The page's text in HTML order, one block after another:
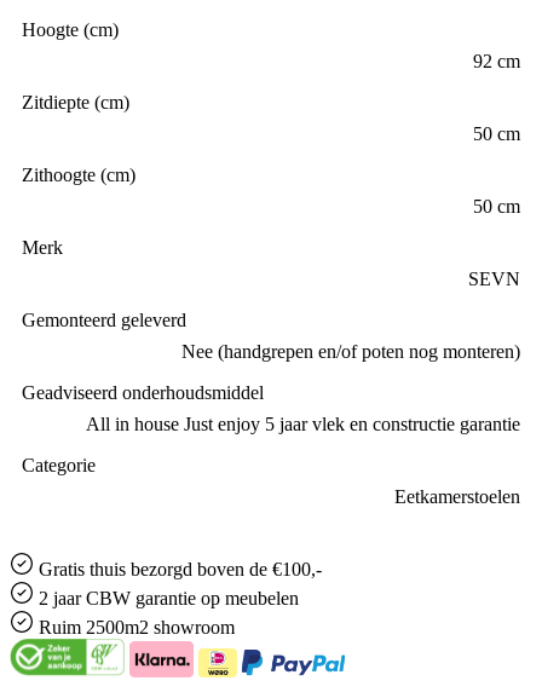
Hoogte (cm)
92 cm
Zitdiepte (cm)
50 cm
Zithoogte (cm)
50 cm
Merk
SEVN
Gemonteerd geleverd
Nee (handgrepen en/of poten nog monteren)
Geadviseerd onderhoudsmiddel
All in house Just enjoy 5 jaar vlek en constructie garantie
Categorie
Eetkamerstoelen
Gratis thuis bezorgd boven de €100,-
2 jaar CBW garantie op meubelen
Ruim 2500m2 showroom